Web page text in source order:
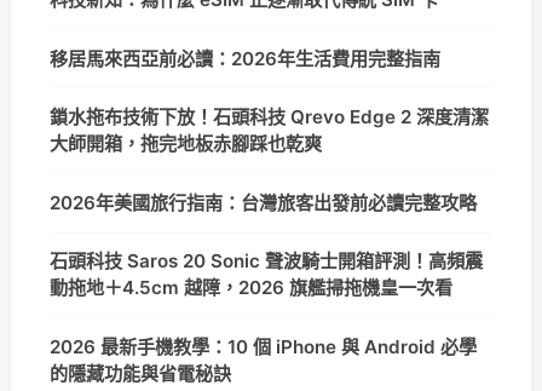
移居馬來西亞前必讀：2026年生活費用完整指南
鎖水拖布技術下放！石頭科技 Qrevo Edge 2 深度清潔
大師開箱，拖完地板赤腳踩也乾爽
2026年美國旅行指南：台灣旅客出發前必讀完整攻略
石頭科技 Saros 20 Sonic 聲波騎士開箱評測！高頻震
動拖地＋4.5cm 越障，2026 旗艦掃拖機皇一次看
2026 最新手機教學：10 個 iPhone 與 Android 必學
的隱藏功能與省電秘訣